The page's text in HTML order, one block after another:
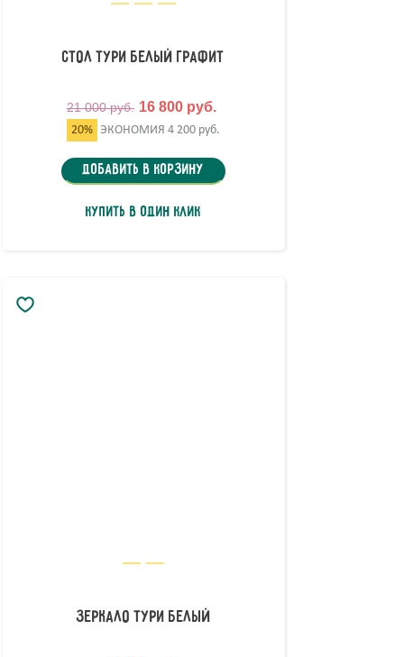
Стол Тури Белый Графит
21 000 руб. 16 800 руб.
20% ЭКОНОМИЯ 4 200 руб.
Добавить в корзину
Купить в один клик
Зеркало Тури Белый